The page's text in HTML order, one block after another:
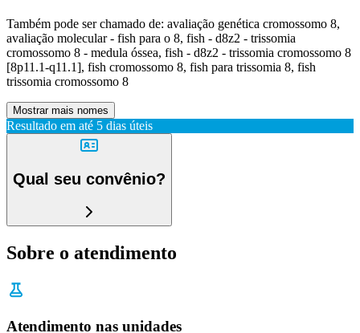
Também pode ser chamado de: avaliação genética cromossomo 8,
avaliação molecular - fish para o 8, fish - d8z2 - trissomia
cromossomo 8 - medula óssea, fish - d8z2 - trissomia cromossomo 8
[8p11.1-q11.1], fish cromossomo 8, fish para trissomia 8, fish
trissomia cromossomo 8
Mostrar mais nomes
Resultado em até 5 dias úteis
Qual seu convênio?
Sobre o atendimento
Atendimento nas unidades